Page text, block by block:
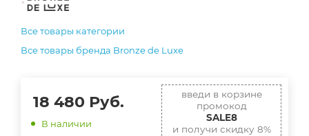
Все товары категории
Все товары бренда Bronze de Luxe
18 480 Руб.
В наличии
введи в корзине
промокод
SALE8
и получи скидку 8%